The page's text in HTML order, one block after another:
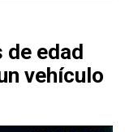
de edad
vehículo